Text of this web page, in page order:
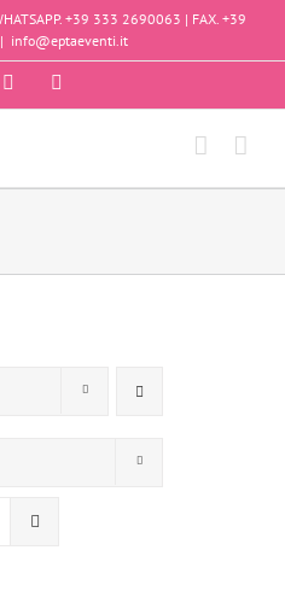
+39 333 2690063 | FAX. +39
| info@eptaeventi.it
Instagram